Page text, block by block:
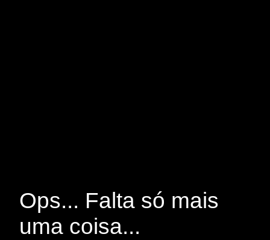
Ops... Falta só mais
uma coisa...